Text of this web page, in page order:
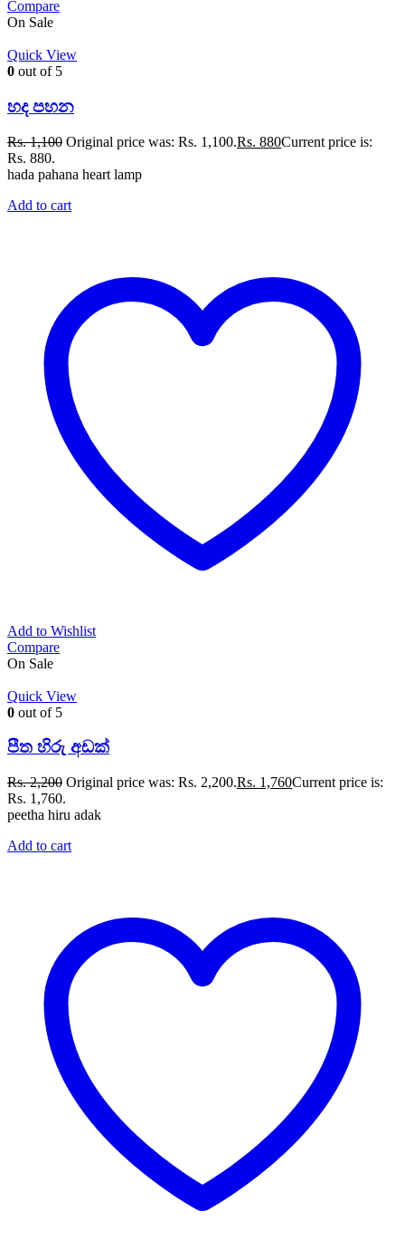
Compare
On Sale
Quick View
0 out of 5
හද පහන
Rs.1,100 Original price was: Rs. 1,100.Rs. 880Current price is:
Rs. 880.
hada pahana heart lamp
Add to cart
Add to Wishlist
Compare
On Sale
Quick View
0 out of 5
පීත හිරු අඩක්
Rs.2,200 Original price was: Rs. 2,200.Rs. 1,760Current price is:
Rs. 1,760.
peetha hiru adak
Add to cart